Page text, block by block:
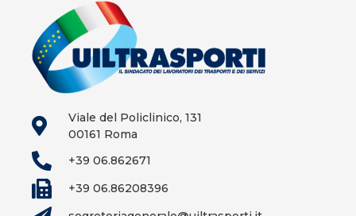
Viale del Policlinico, 131
00161 Roma
+39 06.862671
+39 06.86208396